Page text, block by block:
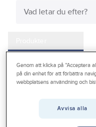
Outlet
Gelia Produkter Gelia
Emballagetejp
Genom att klicka på "Acceptera
på din enhet för att förbättra
webbplatsens användning och
Avvisa alla